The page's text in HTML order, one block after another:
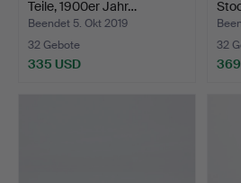
Teile, 1900er Jahr…
Beendet 5. Okt 2019
32 Gebote
335 USD
32